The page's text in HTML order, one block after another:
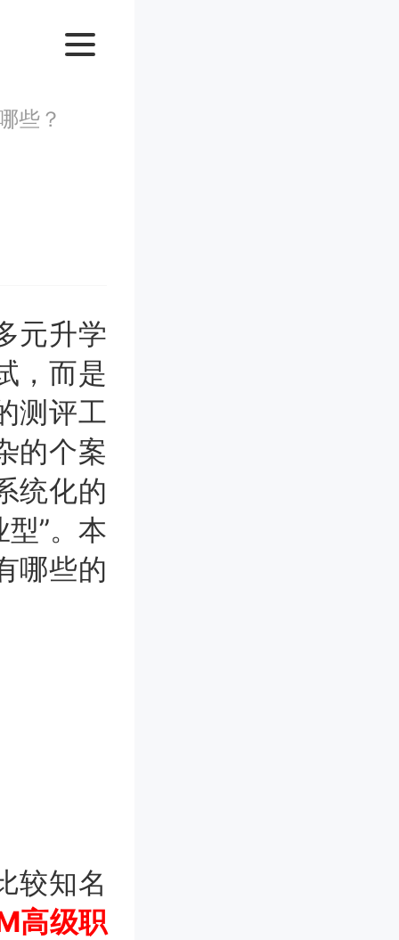
些？
元升学
，而是
测评工
的个案
统化的
”。本
哪些的
较知名
高级职